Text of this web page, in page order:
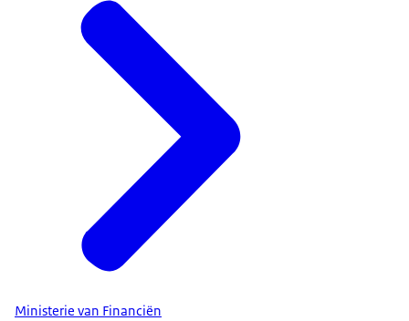
Ministerie van Financiën